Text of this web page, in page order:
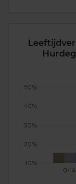
0-
10%
20%
30%
40%
50%